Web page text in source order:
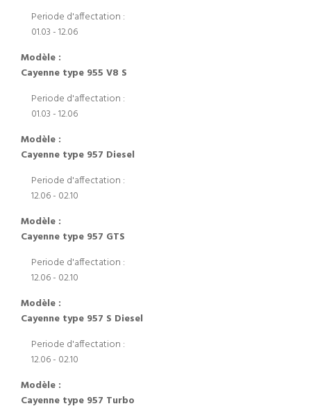
Periode d'affectation :
01.03 - 12.06
Modèle :
Cayenne type 955 V8 S
Periode d'affectation :
01.03 - 12.06
Modèle :
Cayenne type 957 Diesel
Periode d'affectation :
12.06 - 02.10
Modèle :
Cayenne type 957 GTS
Periode d'affectation :
12.06 - 02.10
Modèle :
Cayenne type 957 S Diesel
Periode d'affectation :
12.06 - 02.10
Modèle :
Cayenne type 957 Turbo